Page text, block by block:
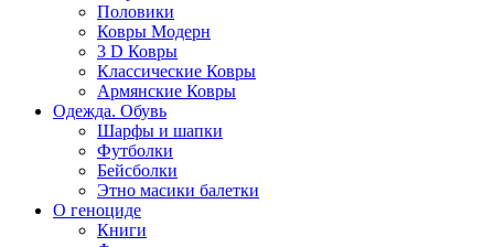
Половики
Ковры Модерн
3 D Ковры
Классические Ковры
Армянские Ковры
Одежда. Обувь
Шарфы и шапки
Футболки
Бейсболки
Этно масики балетки
О геноциде
Книги